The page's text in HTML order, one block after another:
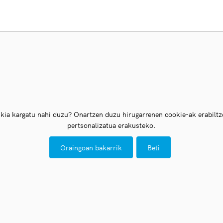
kargatu nahi duzu? Onartzen duzu hirugarrenen cookie-ak
pertsonalizatua erakusteko.
Oraingoan bakarrik Beti